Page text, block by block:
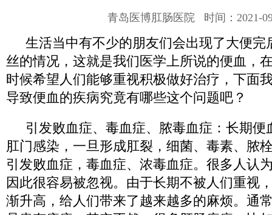
青岛医博肛肠医院 时间：2021-
生活当中有不少的朋友们会出现了大便完
丝的情况，这就是我们医学上所说的便血，
时候希望人们能够重视积极做好治疗，下面
导致便血的疾病究竟有哪些这个问题吧？
引发败血症、毒血症、脓毒血症：长期便
肛门感染，一旦形成肛裂，细菌、毒素、脓
引发败血症，毒血症、浓毒血症。很多人认
因此很容易被忽视。由于长期不被人们重视
渐升高，给人们带来了越来越多的麻烦。通